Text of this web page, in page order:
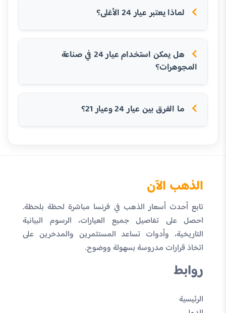
لماذا يعتبر عيار 24 الأغلى؟
هل يمكن استخدام عيار 24 في صناعة
المجوهرات؟
ما الفرق بين عيار 24 وعيار 21؟
الذهب الآن
تابع أحدث أسعار الذهب في فرنسا مباشرة لحظة بلحظة.
احصل على تفاصيل جميع العيارات، الرسوم البيانية
التاريخية، وأدوات تساعد المستثمرين والمدخرين على
اتخاذ قرارات مدروسة بسهولة ووضوح.
روابط
الرئيسية